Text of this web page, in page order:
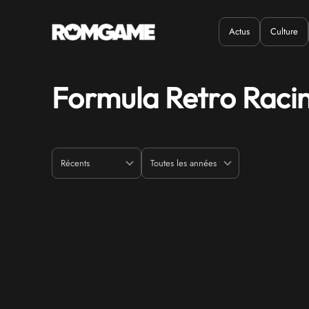
Quand ? Où ?
Actus Culture
Formula Retro